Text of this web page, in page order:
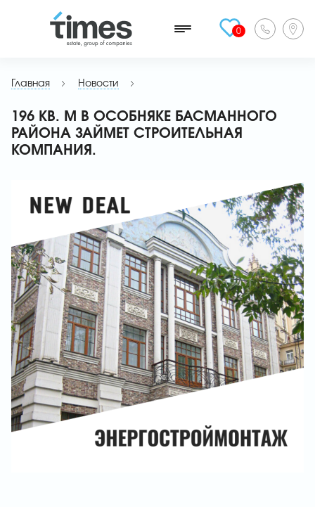
0
Главная Новости
196 КВ. М В ОСОБНЯКЕ БАСМАННОГО
РАЙОНА ЗАЙМЕТ СТРОИТЕЛЬНАЯ
КОМПАНИЯ.